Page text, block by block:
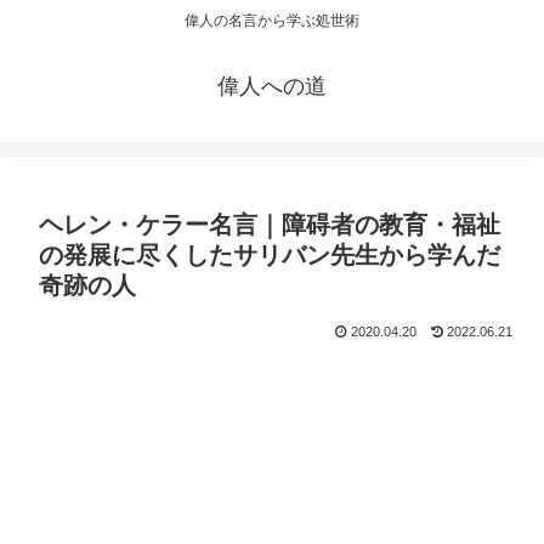
偉人の名言から学ぶ処世術
偉人への道
ヘレン・ケラー名言｜障碍者の教育・福祉
の発展に尽くしたサリバン先生から学んだ
奇跡の人
2020.04.20 2022.06.21